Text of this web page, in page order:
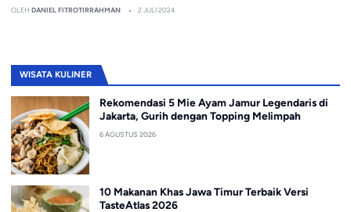
OLEH DANIEL FITROTIRRAHMAN 2 JULI 2024
WISATA KULINER
Rekomendasi 5 Mie Ayam Jamur Legendaris di
Jakarta, Gurih dengan Topping Melimpah
6 AGUSTUS 2026
10 Makanan Khas Jawa Timur Terbaik Versi
TasteAtlas 2026